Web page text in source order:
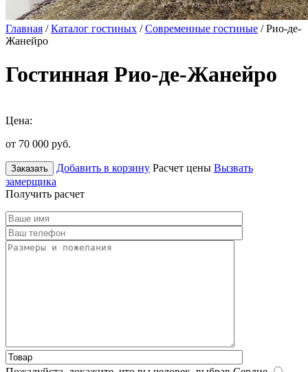
Главная /Каталог гостиных /Современные гостиные / Рио-де-
Жанейро
Гостинная Рио-де-Жанейро
Цена:
от 70 000 руб.
Заказать Добавить в корзину Расчет цены Вызвать
замерщика
Получить расчет